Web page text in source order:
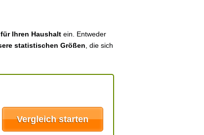
Ihren Haushalt ein. Entweder
statistischen Größen , die sich